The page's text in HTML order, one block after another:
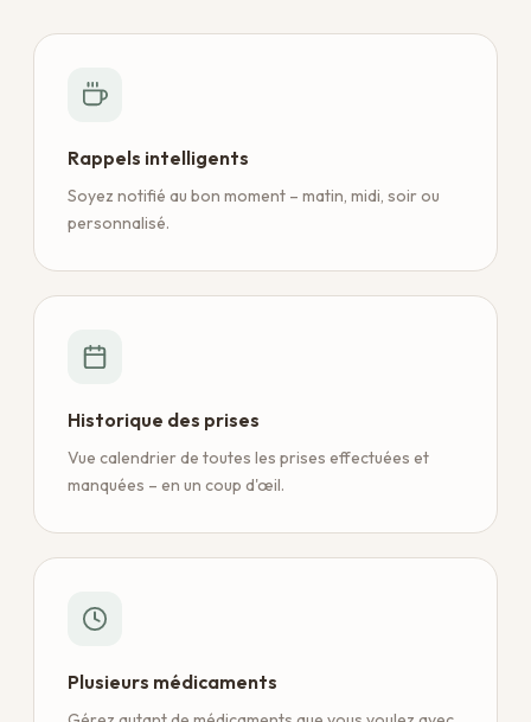
Rappels intelligents
Soyez notifié au bon moment – matin, midi, soir ou
personnalisé.
Historique des prises
Vue calendrier de toutes les prises effectuées et
manquées – en un coup d'œil.
Plusieurs médicaments